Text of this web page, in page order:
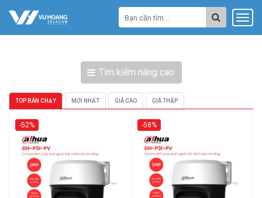
Tìm kiếm nâng cao
TOP BÁN CHẠY MỚI NHẤT GIÁ CAO GIÁ THẤP
-52% -58%